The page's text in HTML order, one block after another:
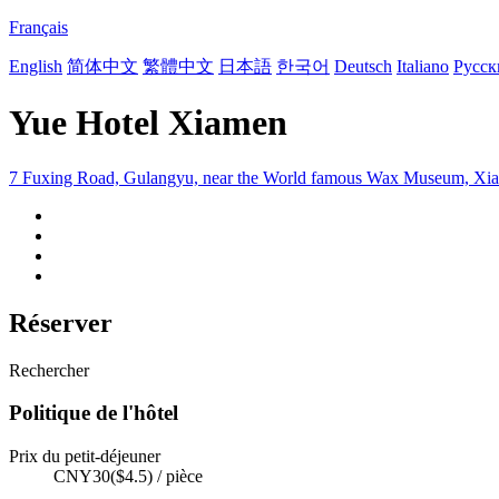
Français
English 简体中文 繁體中文 日本語 한국어 Deutsch Italiano
Yue Hotel Xiamen
7 Fuxing Road, Gulangyu, near the World famous Wax Museum,
Réserver
Rechercher
Politique de l'hôtel
Prix du petit-déjeuner
CNY30($4.5) / pièce